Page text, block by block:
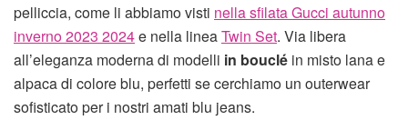
pelliccia, come li abbiamo visti nella sfilata Gucci autunno
inverno 2023 2024e nella lineaTwin Set. Via libera
all’eleganza moderna di modelli in bouclé in misto lana e
alpaca di colore blu, perfetti se cerchiamo un outerwear
sofisticato per i nostri amati blu jeans.